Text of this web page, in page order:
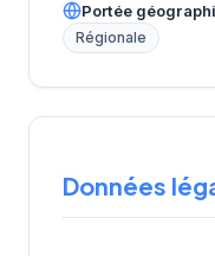
Portée
Régionale
Données